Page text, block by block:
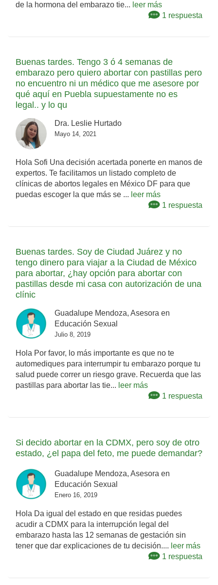
de la hormona del embarazo tie... leer más
1 respuesta
Buenas tardes. Tengo 3 ó 4 semanas de
embarazo pero quiero abortar con pastillas pero
no encuentro ni un médico que me asesore por
qué aquí en Puebla supuestamente no es
legal.. y lo qu
Dra. Leslie Hurtado
Mayo 14, 2021
Hola Sofi Una decisión acertada ponerte en manos de
expertos. Te facilitamos un listado completo de
clínicas de abortos legales en México DF para que
puedas escoger la que más se ... leer más
1 respuesta
Buenas tardes. Soy de Ciudad Juárez y no
tengo dinero para viajar a la Ciudad de México
para abortar, ¿hay opción para abortar con
pastillas desde mi casa con autorización de una
clínic
Guadalupe Mendoza, Asesora en
Educación Sexual
Julio 8, 2019
Hola Por favor, lo más importante es que no te
automediques para interrumpir tu embarazo porque tu
salud puede correr un riesgo grave. Recuerda que las
pastillas para abortar las tie... leer más
1 respuesta
Si decido abortar en la CDMX, pero soy de otro
estado, ¿el papa del feto, me puede demandar?
Guadalupe Mendoza, Asesora en
Educación Sexual
Enero 16, 2019
Hola Da igual del estado en que residas puedes
acudir a CDMX para la interrupción legal del
embarazo hasta las 12 semanas de gestación sin
tener que dar explicaciones de tu decisión.... leer más
1 respuesta